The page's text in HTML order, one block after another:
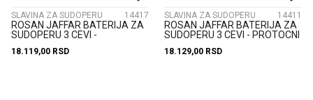
SLAVINA ZA SUDOPERU 14417
ROSAN JAFFAR BATERIJA ZA
SUDOPERU 3 CEVI -
JF38903
18.119,00 RSD
SLAVINA ZA SUDOPERU 14411
ROSAN JAFFAR BATERIJA ZA
SUDOPERU 3 CEVI - PROTOCNI
JF...
18.129,00 RSD